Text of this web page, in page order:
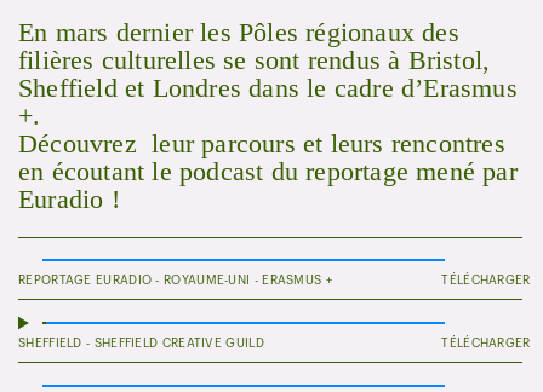
En mars dernier les Pôles régionaux des
filières culturelles se sont rendus à Bristol,
Sheffield et Londres dans le cadre d’Erasmus
+.
Découvrez leur parcours et leurs rencontres
en écoutant le podcast du reportage mené par
Euradio !
00:00 / 00:00
REPORTAGE EURADIO - ROYAUME-UNI - ERASMUS + TÉLÉCHARGER
00:00 / 06:19
SHEFFIELD - SHEFFIELD CREATIVE GUILD TÉLÉCHARGER